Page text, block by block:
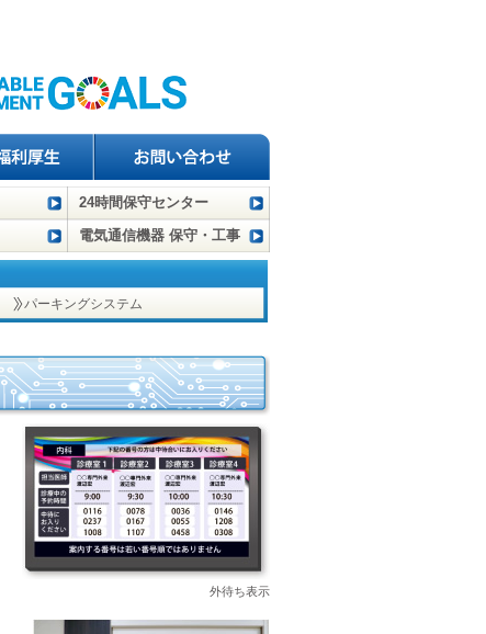
24時間保守センター
電気通信機器 保守・工事
パーキングシステム
外待ち表示